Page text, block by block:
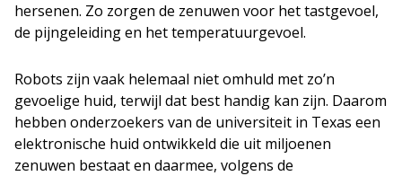
hersenen. Zo zorgen de zenuwen voor het tastgevoel,
de pijngeleiding en het temperatuurgevoel.
Robots zijn vaak helemaal niet omhuld met zo’n
gevoelige huid, terwijl dat best handig kan zijn. Daarom
hebben onderzoekers van de universiteit in Texas een
elektronische huid ontwikkeld die uit miljoenen
zenuwen bestaat en daarmee, volgens de